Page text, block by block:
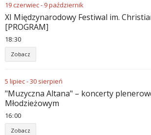
19czerwiec- 9październik
XI Międzynarodowy Festiwal im.
[PROGRAM]
18 30
Zobacz
5 lipiec-30 sierpień
"Muzyczna Altana" – koncerty
Młodzieżowym
16 00
Zobacz